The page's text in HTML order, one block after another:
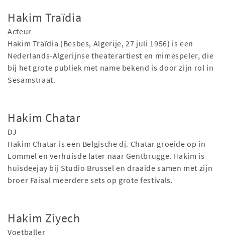
Hakim Traïdia
Acteur
Hakim Traïdia (Besbes, Algerije, 27 juli 1956) is een
Nederlands-Algerijnse theaterartiest en mimespeler, die
bij het grote publiek met name bekend is door zijn rol in
Sesamstraat.
Hakim Chatar
DJ
Hakim Chatar is een Belgische dj. Chatar groeide op in
Lommel en verhuisde later naar Gentbrugge. Hakim is
huisdeejay bij Studio Brussel en draaide samen met zijn
broer Faisal meerdere sets op grote festivals.
Hakim Ziyech
Voetballer